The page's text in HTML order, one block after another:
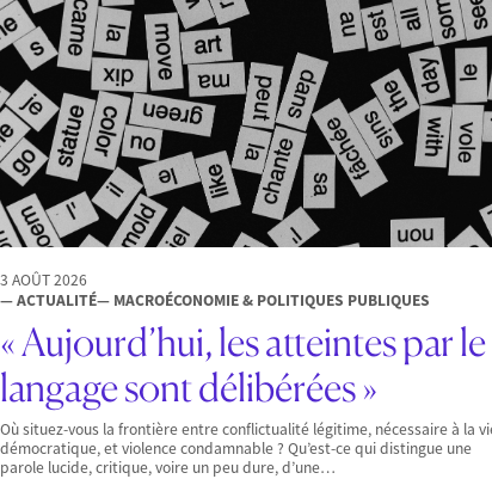
3 AOÛT 2026
— ACTUALITÉ— MACROÉCONOMIE & POLITIQUES PUBLIQUES
« Aujourd’hui, les atteintes par le
langage sont délibérées »
Où situez-vous la frontière entre conflictualité légitime, nécessaire à la
démocratique, et violence condamnable ? Qu’est-ce qui distingue une
parole lucide, critique, voire un peu dure, d’une…